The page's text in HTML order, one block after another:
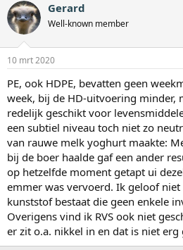
Gerard
Well-known member
10 mrt 2020
PE, ook HDPE, bevatten geen
week, bij de HD-uitvoering minder,
redelijk geschikt voor
een subtiel niveau toch niet zo
van rauwe melk yoghurt maakte:
bij de boer haalde gaf een ander
op hetzelfde moment getapt ui
emmer was vervoerd. Ik geloof
kunststof bestaat die geen enkele
Overigens vind ik RVS ook niet
er zit o.a. nikkel in en dat is niet erg